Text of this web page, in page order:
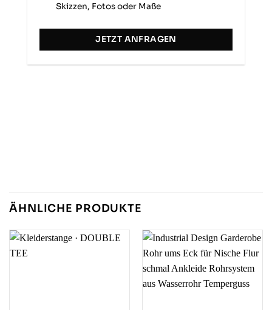
Skizzen, Fotos oder Maße
JETZT ANFRAGEN
ÄHNLICHE PRODUKTE